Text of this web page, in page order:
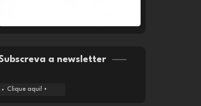
a newsletter
Clique aqui! •